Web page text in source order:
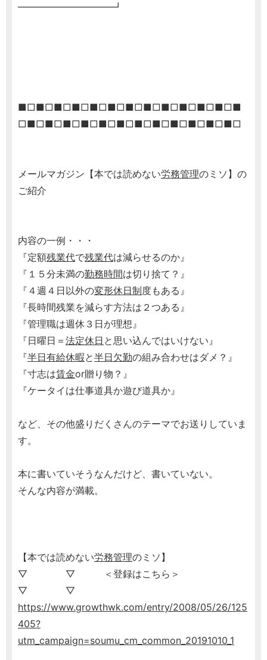
━━━━━━━━━━┛
■□■□■□■□■□■□■□■□■□■□■□■□■
□■□■□■□■□■□■□■□■□■□■□■□■□
メールマガジン【本では読めない労務管理のミソ】の
ご紹介
内容の一例・・・
『定額残業代で残業代は減らせるのか』
『１５分未満の勤務時間は切り捨て？』
『４週４日以外の変形休日制度もある』
『長時間残業を減らす方法は２つある』
『管理職は週休３日が理想』
『日曜日＝ 法定休日 と思い込んではいけない』
『半日有給休暇と半日欠勤の組み合わせはダメ？』
『寸志は賃金or贈り物？』
『ケータイは仕事道具か遊び道具か』
など、その他盛りだくさんのテーマでお送りしていま
す。
本に書いていそうなんだけど、書いていない。
そんな内容が満載。
【本では読めない労務管理のミソ】
▽ ▽ ＜登録はこちら＞
▽ ▽
https://www.growthwk.com/entry/2008/05/26/125
405?
utm_campaign=soumu_cm_common_20191010_1